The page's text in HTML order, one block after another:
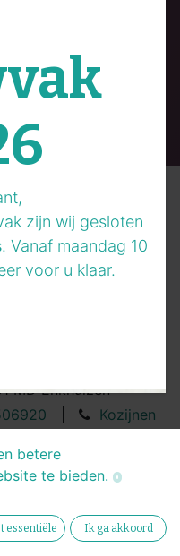
Alle tijden
:(
zijn wij gesloten
. Vanaf maandag 10
voor u klaar.
MD Enkhuizen
Kozijnen
betere
te bieden.
essentiële Ik ga akkoord